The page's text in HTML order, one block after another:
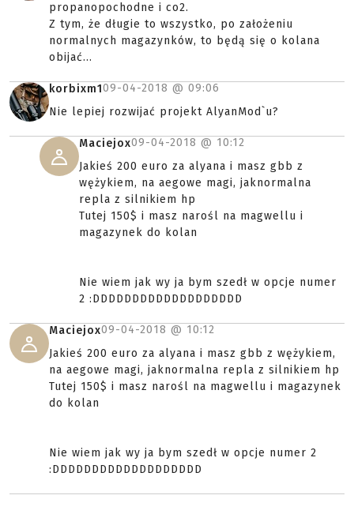
propanopochodne i co2.
Z tym, że długie to wszystko, po założeniu
normalnych magazynków, to będą się o kolana
obijać...
korbixm109-04-2018 @ 09:06
Nie lepiej rozwijać projekt AlyanMod`u?
Maciejox09-04-2018 @ 10:12
Jakieś 200 euro za alyana i masz gbb z
wężykiem, na aegowe magi, jaknormalna
repla z silnikiem hp
Tutej 150$ i masz narośl na magwellu i
magazynek do kolan
Nie wiem jak wy ja bym szedł w opcje numer
2 :DDDDDDDDDDDDDDDDDDD
Maciejox09-04-2018 @ 10:12
Jakieś 200 euro za alyana i masz gbb z wężykiem,
na aegowe magi, jaknormalna repla z silnikiem hp
Tutej 150$ i masz narośl na magwellu i magazynek
do kolan
Nie wiem jak wy ja bym szedł w opcje numer 2
:DDDDDDDDDDDDDDDDDDD